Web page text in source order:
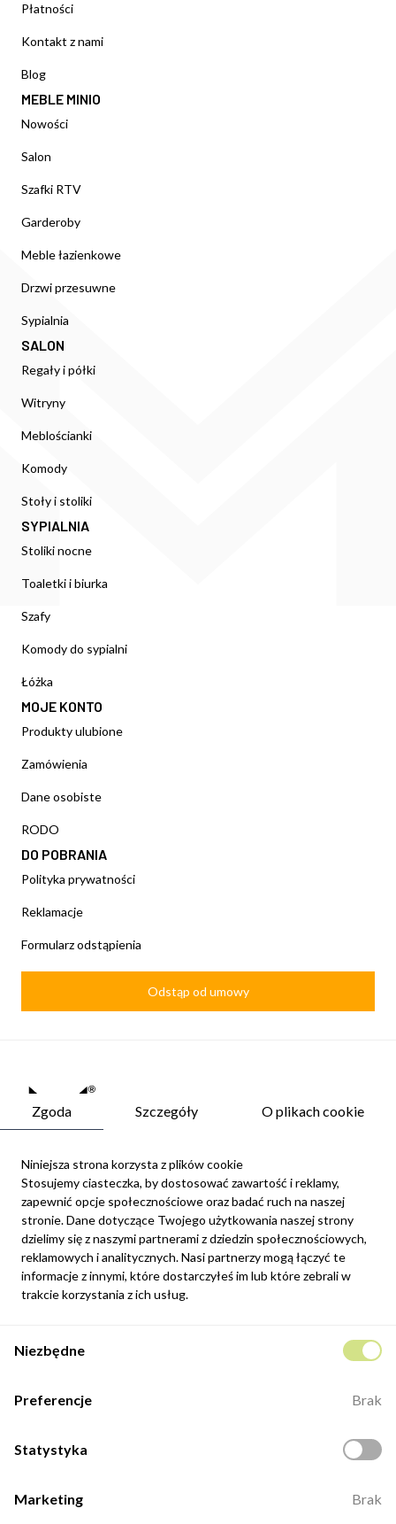
Płatności
Kontakt z nami
Blog
MEBLE MINIO
Nowości
Salon
Szafki RTV
Garderoby
Meble łazienkowe
Drzwi przesuwne
Sypialnia
SALON
Regały i półki
Witryny
Meblościanki
Komody
Stoły i stoliki
SYPIALNIA
Stoliki nocne
Toaletki i biurka
Szafy
Komody do sypialni
Łóżka
MOJE KONTO
Produkty ulubione
Zamówienia
Dane osobiste
RODO
DO POBRANIA
Polityka prywatności
Reklamacje
Formularz odstąpienia
Odstąp od umowy
Newsletter
Możesz zrezygnować w każdej chwili. W tym celu należy odnaleźć
szczegóły w naszej informacji prawnej.
Zapisz się
internetowego.
Kontakt
Otwarte: 8:00 -16:00
Zgoda Szczegóły O plikach cookie
Niniejsza strona korzysta z plików cookie
Stosujemy ciasteczka, by dostosować zawartość i reklamy,
zapewnić opcje społecznościowe oraz badać ruch na naszej
stronie. Dane dotyczące Twojego użytkowania naszej strony
dzielimy się z naszymi partnerami z dziedzin społecznościowych,
reklamowych i analitycznych. Nasi partnerzy mogą łączyć te
informacje z innymi, które dostarczyłeś im lub które zebrali w
trakcie korzystania z ich usług.
Niezbędne
Preferencje Brak
Statystyka
Marketing Brak